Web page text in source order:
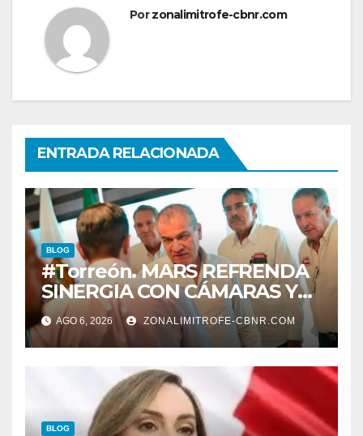
Porzonalimitrofe-cbnr.com
ENTRADA RELACIONADA
BLOG
#Torreón. MARS REFRENDA
SINERGIA CON CÁMARAS Y
ORGANISMOS, EN BENEFICIO
DEL DESARROLLO DE
TORREÓN
AGO 6, 2026 ZONALIMITROFE-CBNR.COM
BLOG